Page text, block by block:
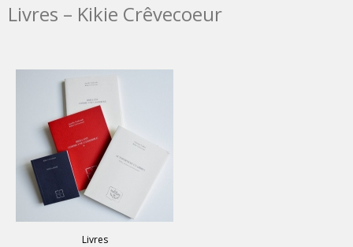
Livres – Kikie Crêvecoeur
Livres